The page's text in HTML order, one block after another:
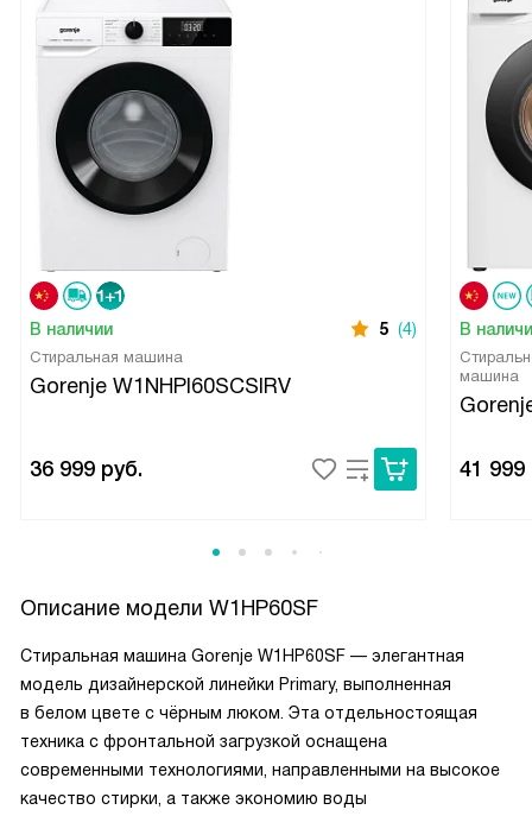
В наличии 5 (4)
Стиральная машина
Gorenje W1NHPI60SCSIRV
36 999 руб.
В
машина
41 999
Описание модели W1HP60SF
Стиральная машина Gorenje W1HP60SF — элегантная
модель дизайнерской линейки Primary, выполненная
в белом цвете с чёрным люком. Эта отдельностоящая
техника с фронтальной загрузкой оснащена
современными технологиями, направленными на высокое
качество стирки, а также экономию воды